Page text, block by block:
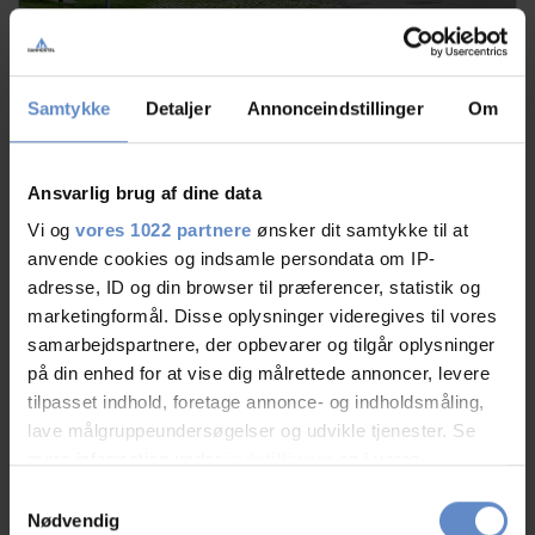
Samtykke Detaljer Annonceindstillinger Om
Ansvarlig brug af dine data
Vi og vores 1022 partnere ønsker dit samtykke til at
anvende cookies og indsamle persondata om IP-
adresse, ID og din browser til præferencer, statistik og
marketingformål. Disse oplysninger videregives til vores
samarbejdspartnere, der opbevarer og tilgår oplysninger
på din enhed for at vise dig målrettede annoncer, levere
tilpasset indhold, foretage annonce- og indholdsmåling,
lave målgruppeundersøgelser og udvikle tjenester. Se
tilbage eller ændre indstillinger fra vores
Nødvendig
Danhostel Helsingør
Nordre Strandvej 24, 3000 Helsingør
Baseret på 142 anmeldelser
+ Føj til tilbudsliste